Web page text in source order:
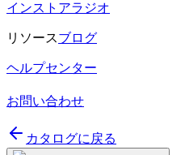
インストアラジオ
リソースブログ
ヘルプセンター
お問い合わせ
カタログに戻る